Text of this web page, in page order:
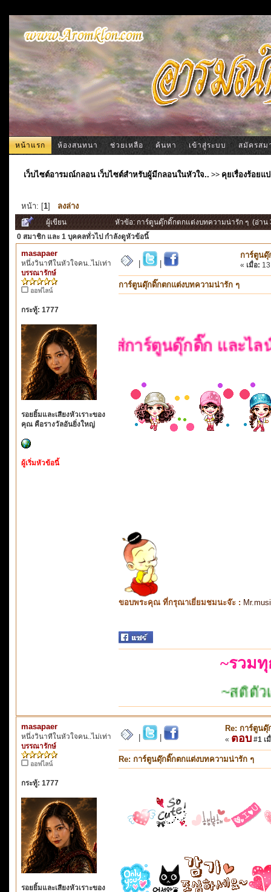
หน้าแรก ห้องสนทนา ช่วยเหลือ ค้นหา เข้าสู่ระบบ สมัครสม
เว็บไซต์อารมณ์กลอน เว็บไซต์สำหรับผู้มีกลอนในหัวใจ.. >> คุยเรื่องร้อย
หน้า: [1] ลงล่าง
ผู้เขียน
หัวข้อ: การ์ตูนดุ๊กดิ๊กตกแต่งบทความน่ารัก ๆ (อ่าน
0 สมาชิก และ 1 บุคคลทั่วไป กำลังดูหัวข้อนี้
masapaer
หนึ่งวินาทีในหัวใจคน..ไม่เท่า
บรรณารักษ์
ออฟไลน์
กระทู้: 1777
รอยยิ้มและเสียงหัวเราะของ
คุณ คือรางวัลอันยิ่งใหญ่
ผู้เริ่มหัวข้อนี้
การ์ตูนดุ๊
« เมื่อ:
การ์ตูนดุ๊กดิ๊กตกแต่งบทความน่ารัก ๆ
วิธีใส่การ์ตูนดุ๊กดิ๊ก และไลน์ตกแต่
ขอบพระคุณ ที่กรุณาเยี่ยมชมนะจ๊ะ :
~รวม
~สติตัวเดียวก็เอา
masapaer
หนึ่งวินาทีในหัวใจคน..ไม่เท่า
บรรณารักษ์
ออฟไลน์
กระทู้: 1777
รอยยิ้มและเสียงหัวเราะของ
Re: การ์ตูน
« ตอบ #1 เ
Re: การ์ตูนดุ๊กดิ๊กตกแต่งบทความน่ารัก ๆ